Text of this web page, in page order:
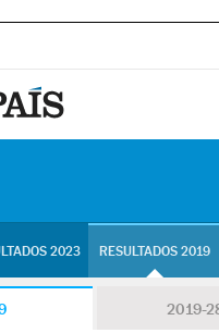
2023 RESULTADOS 2019
2019-